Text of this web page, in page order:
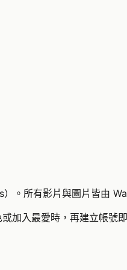
。所有影片與圖片皆由
加入最愛時，再建立帳號即